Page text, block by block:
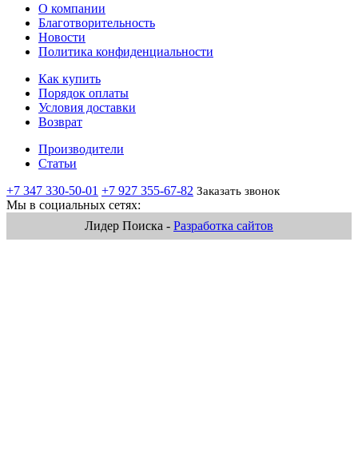
О компании
Благотворительность
Новости
Политика конфиденциальности
Как купить
Порядок оплаты
Условия доставки
Возврат
Производители
Статьи
+7 347 330-50-01 +7 927 355-67-82 Заказать звонок
Мы в социальных сетях:
Лидер Поиска - Разработка сайтов